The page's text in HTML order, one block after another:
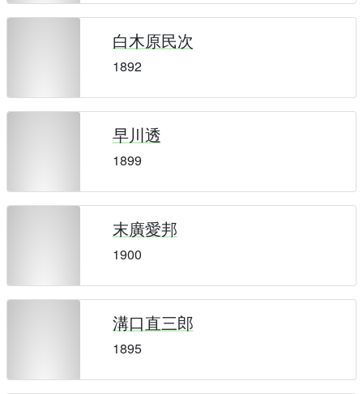
白木原民次
1892
早川透
1899
末廣愛邦
1900
溝口直三郎
1895